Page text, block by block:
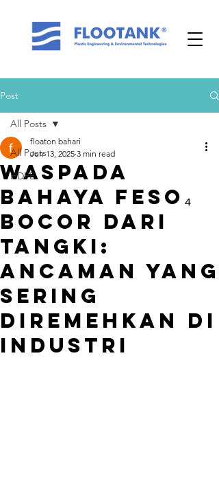
Post
All Posts
HDPE
All Posts
Waspada
Bahaya FeSO₄
Bocor dari
Tangki:
Ancaman yang
Sering
Diremehkan di
Industri
floaton bahari
Jun 13, 2025 3 min read